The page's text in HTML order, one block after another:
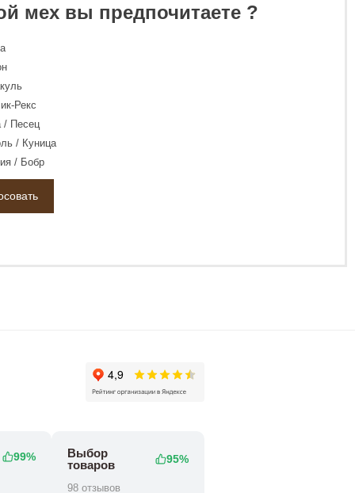
мех вы предпочитаете ?
Рекс
/ Песец
/ Куница
/ Бобр
99%
Выбор
товаров
95%
98 отзывов